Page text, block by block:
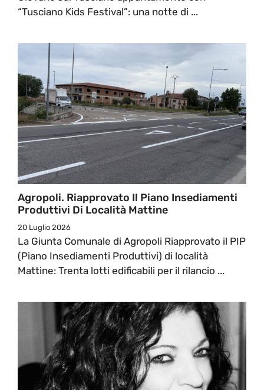
“Tusciano Kids Festival”: una notte di ...
Agropoli. Riapprovato Il Piano Insediamenti
Produttivi Di Località Mattine
20 Luglio 2026
La Giunta Comunale di Agropoli Riapprovato il PIP
(Piano Insediamenti Produttivi) di località
Mattine: Trenta lotti edificabili per il rilancio ...